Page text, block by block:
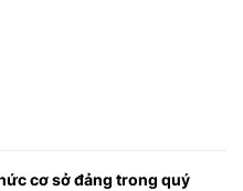
cơ sở đảng trong quý